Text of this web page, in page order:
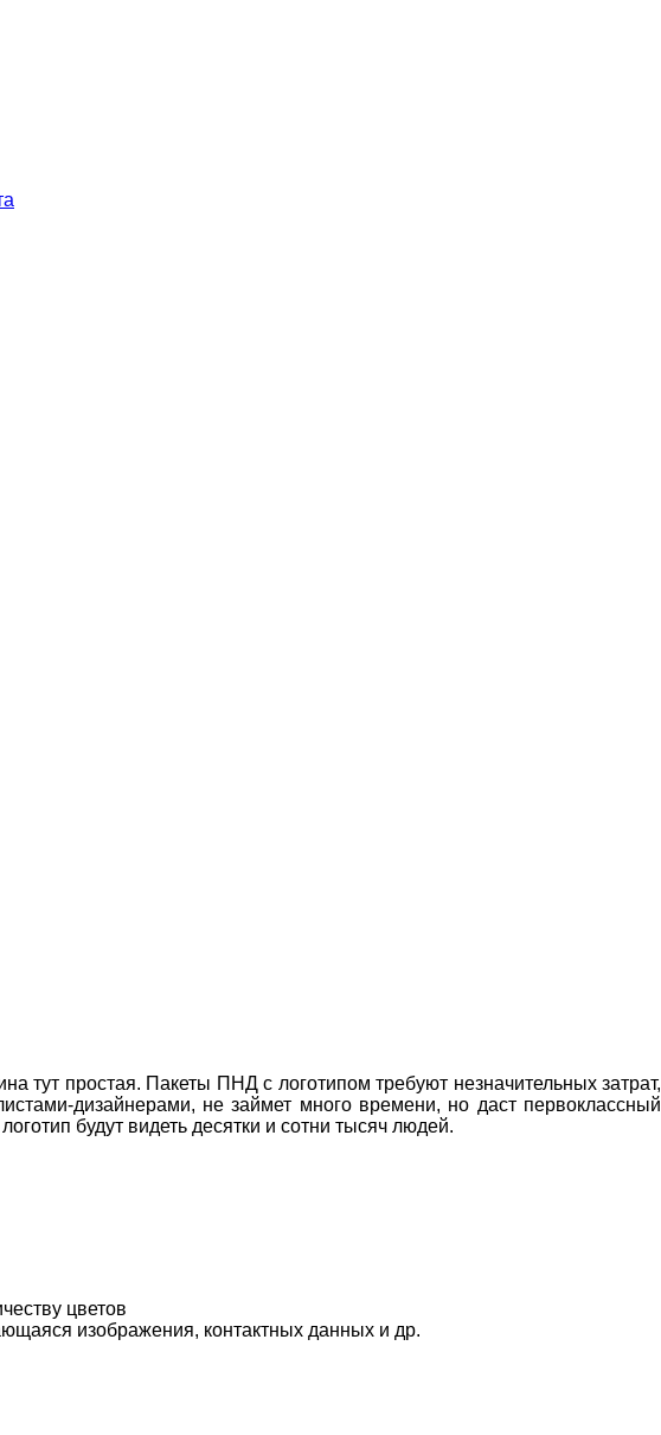
тут простая. Пакеты ПНД с логотипом требуют незначительных затрат,
дизайнерами, не займет много времени, но даст первоклассный
будут видеть десятки и сотни тысяч людей.
цветов
изображения, контактных данных и др.